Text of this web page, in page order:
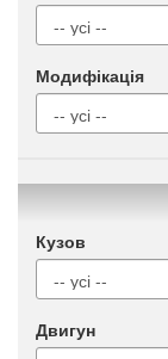
Модифікація
Кузов
Двигун